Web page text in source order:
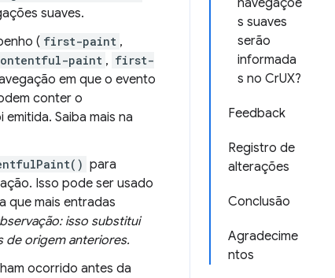
navegaçõe
s suaves
serão
informada
s no CrUX?
Feedback
Registro de
alterações
Conclusão
Agradecime
ntos
suaves.
( first-paint ,
paint , first-
em que o evento
conter o
Saiba mais na
para
Isso pode ser usado
que mais entradas
isso substitui
de origem anteriores.
ocorrido antes da